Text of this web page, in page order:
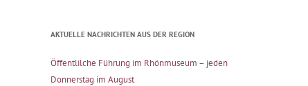
AKTUELLE NACHRICHTEN AUS DER REGION
Öffentlilche Führung im Rhönmuseum – jeden
Donnerstag im August